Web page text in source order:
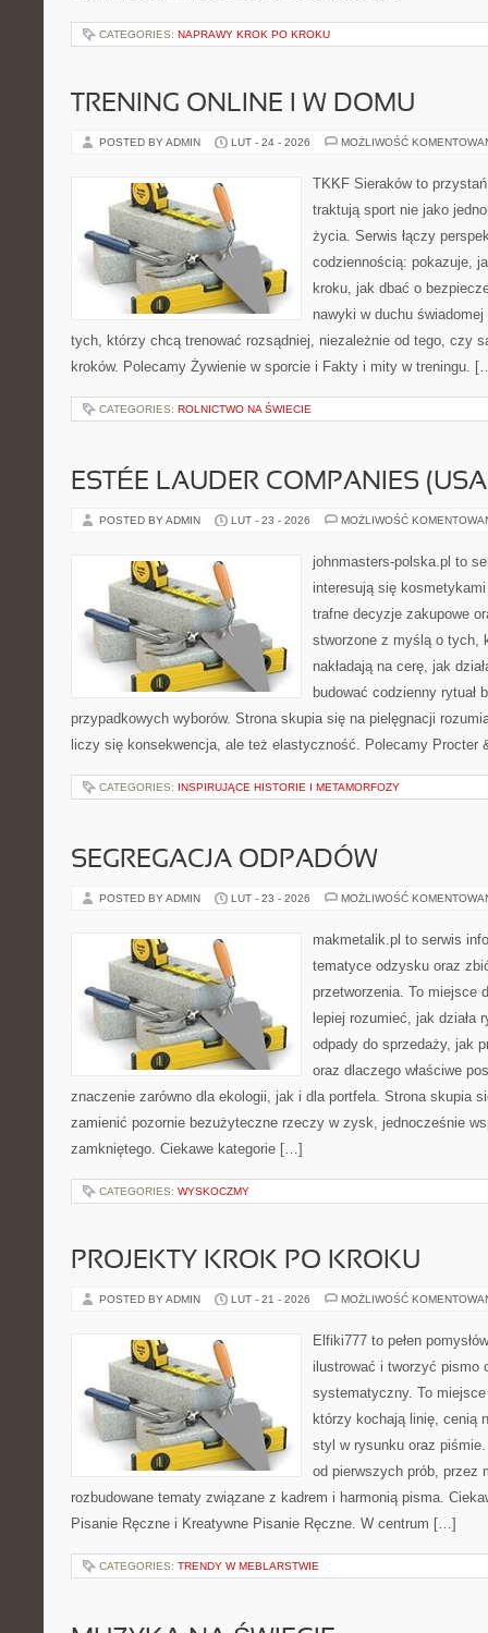
CATEGORIES: NAPRAWY KROK PO KROKU
TRENING ONLINE I W DOMU
POSTED BY ADMIN LUT - 24 - 2026 MOŻLIWOŚĆ
TKKF Sieraków to
traktują sport nie jako
życia. Serwis łączy
codziennością: pokazuje,
kroku, jak dbać o
nawyki w duchu
tych, którzy chcą trenować rozsądniej, niezależnie od tego, czy
kroków. Polecamy Żywienie w sporcie i Fakty i mity w treningu.
CATEGORIES: ROLNICTWO NA ŚWIECIE
ESTÉE LAUDER COMPANIES
POSTED BY ADMIN LUT - 23 - 2026 MOŻLIWOŚĆ
johnmasters-polska.pl to
interesują się
trafne decyzje zakupowe
stworzone z myślą o tych,
nakładają na cerę, jak
budować codzienny rytuał
przypadkowych wyborów. Strona skupia się na pielęgnacji
liczy się konsekwencja, ale też elastyczność. Polecamy
CATEGORIES: INSPIRUJĄCE HISTORIE I METAMORFOZY
SEGREGACJA ODPADÓW
POSTED BY ADMIN LUT - 23 - 2026 MOŻLIWOŚĆ
makmetalik.pl to serwis
tematyce odzysku oraz
przetworzenia. To miejsce
lepiej rozumieć, jak działa
odpady do sprzedaży, jak
oraz dlaczego właściwe
znaczenie zarówno dla ekologii, jak i dla portfela. Strona skupia
zamienić pozornie bezużyteczne rzeczy w zysk, jednocześnie
zamkniętego. Ciekawe kategorie […]
CATEGORIES: WYSKOCZMY
PROJEKTY KROK PO KROKU
POSTED BY ADMIN LUT - 21 - 2026 MOŻLIWOŚĆ
Elfiki777 to pełen
ilustrować i tworzyć pismo
systematyczny. To
którzy kochają linię, cenią
styl w rysunku oraz
od pierwszych prób, przez
rozbudowane tematy związane z kadrem i harmonią pisma.
Pisanie Ręczne i Kreatywne Pisanie Ręczne. W centrum […]
CATEGORIES: TRENDY W MEBLARSTWIE